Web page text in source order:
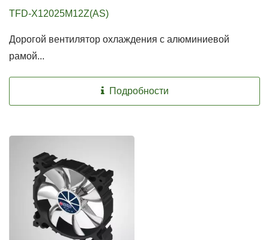
TFD-X12025M12Z(AS)
Дорогой вентилятор охлаждения с алюминиевой
рамой...
Подробности